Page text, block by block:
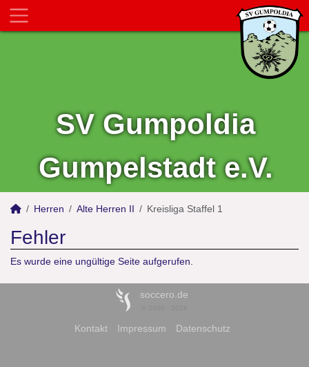
SV Gumpoldia
Gumpelstadt e.V.
Herren Alte Herren II Kreisliga Staffel 1
Fehler
Es wurde eine ungültige Seite aufgerufen.
soccero.de
Kontakt Impressum Datenschutz